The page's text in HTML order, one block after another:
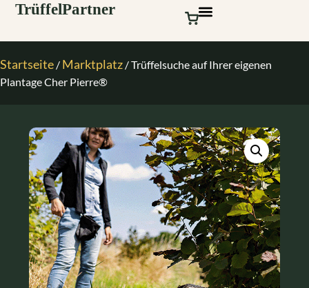
Startseite / Marktplatz / Trüffelsuche auf Ihrer eigenen
Plantage Cher Pierre®